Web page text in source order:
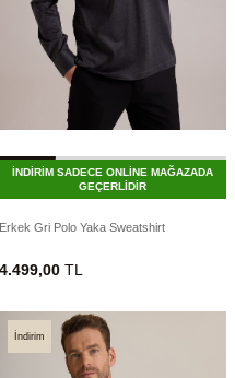
İNDİRİM SADECE ONLİNE MAĞAZADA
GEÇERLİDİR
Erkek Gri Polo Yaka Sweatshirt
4.499,00 TL
İndirim